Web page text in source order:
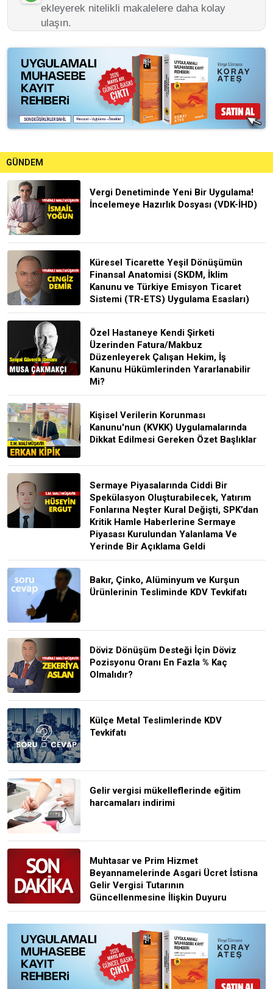
ekleyerek nitelikli makalelere daha kolay
ulaşın.
GÜNDEM
Vergi Denetiminde Yeni Bir Uygulama!
İncelemeye Hazırlık Dosyası (VDK-İHD)
Küresel Ticarette Yeşil Dönüşümün
Finansal Anatomisi (SKDM, İklim
Kanunu ve Türkiye Emisyon Ticaret
Sistemi (TR-ETS) Uygulama Esasları)
Özel Hastaneye Kendi Şirketi
Üzerinden Fatura/Makbuz
Düzenleyerek Çalışan Hekim, İş
Kanunu Hükümlerinden Yararlanabilir
Mi?
Kişisel Verilerin Korunması
Kanunu'nun (KVKK) Uygulamalarında
Dikkat Edilmesi Gereken Özet Başlıklar
Sermaye Piyasalarında Ciddi Bir
Spekülasyon Oluşturabilecek, Yatırım
Fonlarına Neşter Kural Değişti, SPK’dan
Kritik Hamle Haberlerine Sermaye
Piyasası Kurulundan Yalanlama Ve
Yerinde Bir Açıklama Geldi
Bakır, Çinko, Alüminyum ve Kurşun
Ürünlerinin Tesliminde KDV Tevkifatı
Döviz Dönüşüm Desteği İçin Döviz
Pozisyonu Oranı En Fazla % Kaç
Olmalıdır?
Külçe Metal Teslimlerinde KDV
Tevkifatı
Gelir vergisi mükelleflerinde eğitim
harcamaları indirimi
Muhtasar ve Prim Hizmet
Beyannamelerinde Asgari Ücret İstisna
Gelir Vergisi Tutarının
Güncellenmesine İlişkin Duyuru